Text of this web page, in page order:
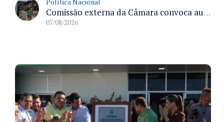
Comissão externa da Câmara convoca audiência pública sobre chuvas na Zona da Mata de Minas Gerais e impactos em Juiz de Fora
07/08/2026